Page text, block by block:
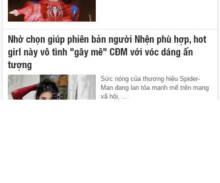
Nhờ chọn giúp phiên bản người Nhện phù hợp, hot
girl này vô tình "gây mê" CĐM với vóc dáng ấn
tượng
Sức nóng của thương hiệu Spider-
Man đang lan tỏa mạnh mẽ trên mạng
xã hội, ...